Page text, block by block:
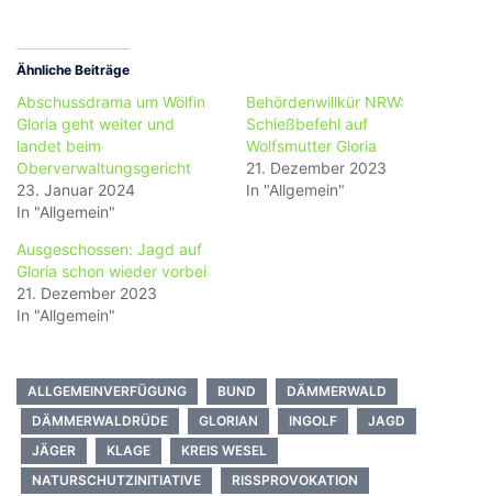
Ähnliche Beiträge
Abschussdrama um Wölfin
Gloria geht weiter und
landet beim
Oberverwaltungsgericht
23. Januar 2024
In "Allgemein"
Behördenwillkür NRW:
Schießbefehl auf
Wolfsmutter Gloria
21. Dezember 2023
In "Allgemein"
Ausgeschossen: Jagd auf
Gloria schon wieder vorbei
21. Dezember 2023
In "Allgemein"
ALLGEMEINVERFÜGUNG BUND
DÄMMERWALD
DÄMMERWALDRÜDE
GLORIAN INGOLF
JAGD
JÄGER
KLAGE
KREIS WESEL
NATURSCHUTZINITIATIVE
RISSPROVOKATION